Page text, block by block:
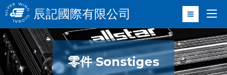
辰記國際有限公司
零件 Sonstiges